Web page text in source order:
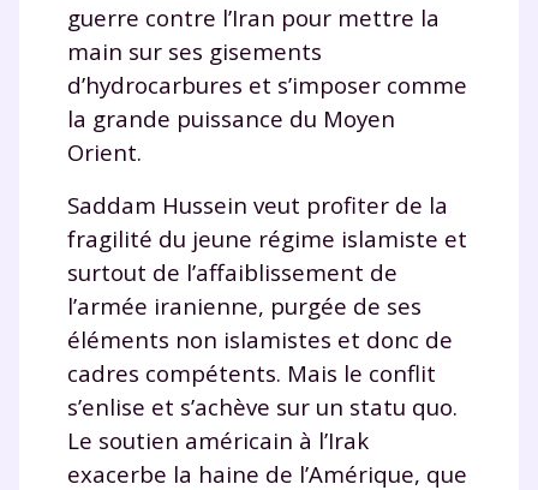
guerre contre l’Iran pour mettre la
main sur ses gisements
d’hydrocarbures et s’imposer comme
la grande puissance du Moyen
Orient.
Saddam Hussein veut profiter de la
fragilité du jeune régime islamiste et
surtout de l’affaiblissement de
l’armée iranienne, purgée de ses
éléments non islamistes et donc de
cadres compétents. Mais le conflit
s’enlise et s’achève sur un statu quo.
Le soutien américain à l’Irak
exacerbe la haine de l’Amérique, que